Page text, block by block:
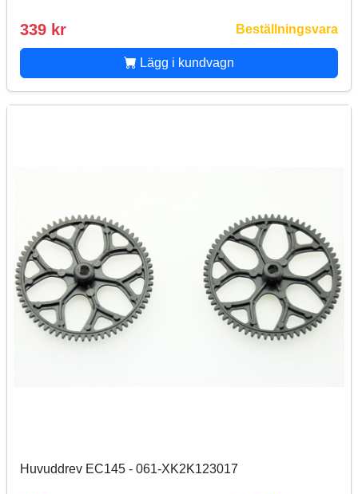
339 kr Beställningsvara
Lägg i kundvagn
Huvuddrev EC145 - 061-XK2K123017